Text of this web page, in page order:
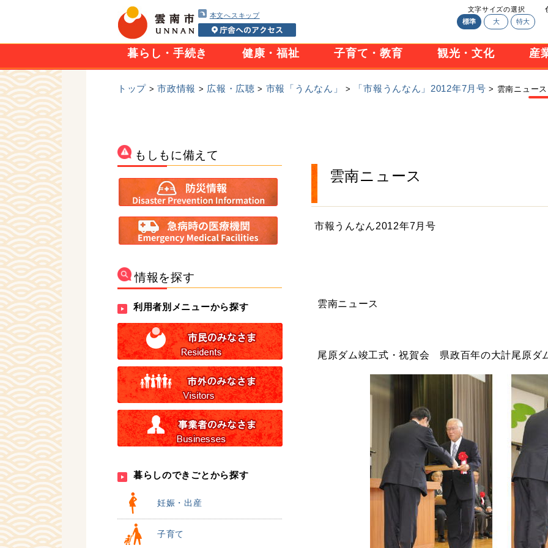
本文へスキップ
文字サイズの選択
標準
大 特大
暮らし・手続き 健康・福祉 子育て・教育 観光・文化 産
トップ >市政情報 > 広報・広聴 > 市報「うんなん」 > 「市報うんなん」2012年7月号 > 雲南ニュース
もしもに備えて
情報を探す
利用者別メニューから探す
暮らしのできごとから探す
妊娠・出産
子育て
雲南ニュース
市報うんなん2012年7月号
雲南ニュース
尾原ダム竣工式・祝賀会 県政百年の大計尾原ダ